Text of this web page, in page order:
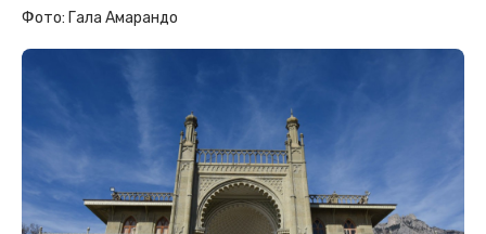
Фото: Гала Амарандо